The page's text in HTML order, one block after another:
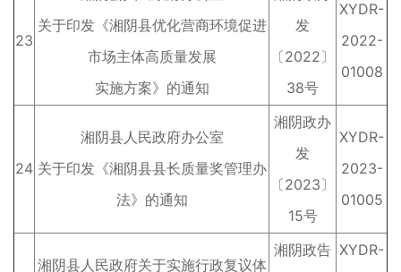
23
关于印发《湘阴县优化营商环境促进
市场主体高质量发展
实施方案》的通知
发
〔2022〕
38号
XYDR-
2022-
01008
24
湘阴县人民政府办公室
关于印发《湘阴县县长质量奖管理办
法》的通知
湘阴政办
发
〔2023〕
15号
XYDR-
2023-
01005
湘阴县人民政府关于实施行政复议体
湘阴政告 XYDR-